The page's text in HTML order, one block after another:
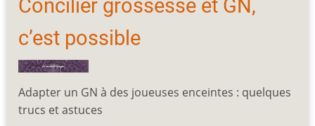
Concilier grossesse et GN,
c’est possible
Adapter un GN à des joueuses enceintes : quelques
trucs et astuces